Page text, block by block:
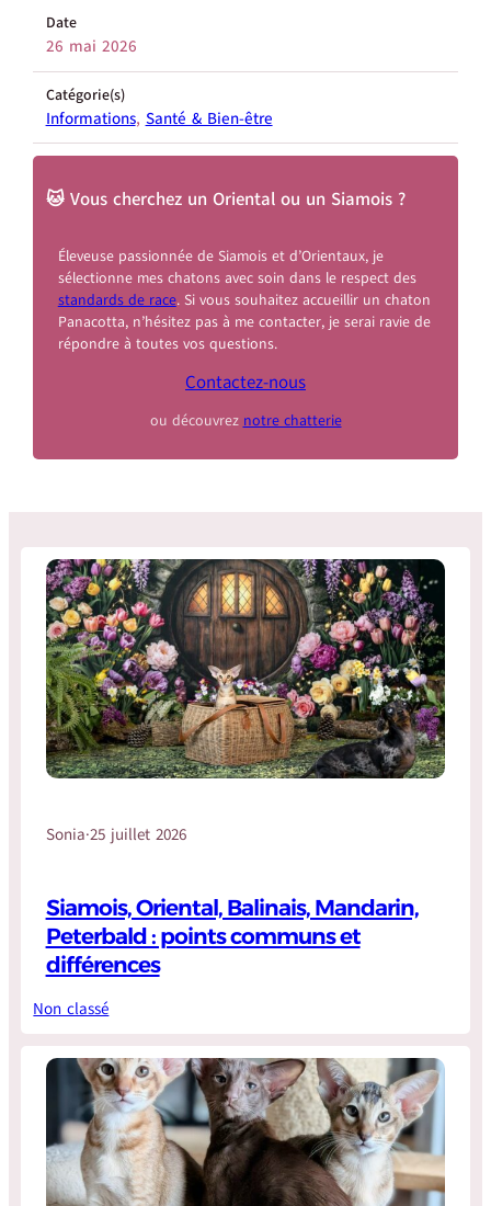
Date
26 mai 2026
Catégorie(s)
Informations, Santé & Bien-être
🐱 Vous cherchez un Oriental ou un Siamois ?
Éleveuse passionnée de Siamois et d’Orientaux, je
sélectionne mes chatons avec soin dans le respect des
standards de race. Si vous souhaitez accueillir un chaton
Panacotta, n’hésitez pas à me contacter, je serai ravie de
répondre à toutes vos questions.
Contactez-nous
ou découvrez notre chatterie
Sonia·25 juillet 2026
Siamois, Oriental, Balinais, Mandarin,
Peterbald : points communs et
différences
Non classé